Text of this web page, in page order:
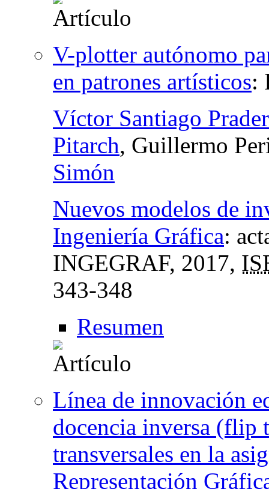
V-plotter autónomo
en patrones artísticos:
Víctor Santiago
Pitarch, Guillermo
Simón
Nuevos modelos de
Ingeniería Gráfica:
INGEGRAF, 2017,
343-348
Resumen
Línea de innovación
docencia inversa (flip
transversales en la
Representación